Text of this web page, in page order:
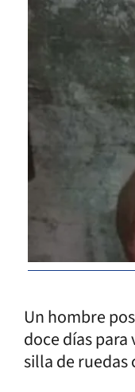
Un hombre
doce días
silla de